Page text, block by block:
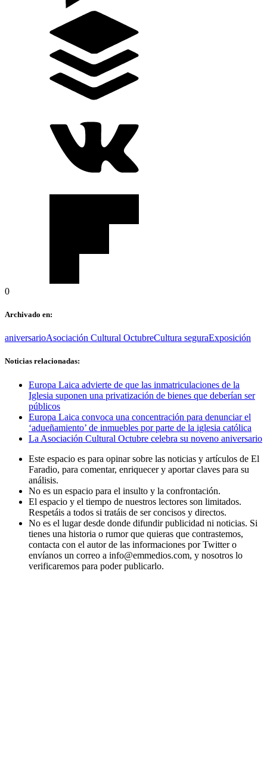
0
Archivado en:
aniversarioAsociación Cultural OctubreCultura seguraExposición
Noticias relacionadas:
Europa Laica advierte de que las inmatriculaciones de la
Iglesia suponen una privatización de bienes que deberían ser
públicos
Europa Laica convoca una concentración para denunciar el
‘adueñamiento’ de inmuebles por parte de la iglesia católica
La Asociación Cultural Octubre celebra su noveno aniversario
Este espacio es para opinar sobre las noticias y artículos de El
Faradio, para comentar, enriquecer y aportar claves para su
análisis.
No es un espacio para el insulto y la confrontación.
El espacio y el tiempo de nuestros lectores son limitados.
Respetáis a todos si tratáis de ser concisos y directos.
No es el lugar desde donde difundir publicidad ni noticias. Si
tienes una historia o rumor que quieras que contrastemos,
contacta con el autor de las informaciones por Twitter o
envíanos un correo a info@emmedios.com, y nosotros lo
verificaremos para poder publicarlo.